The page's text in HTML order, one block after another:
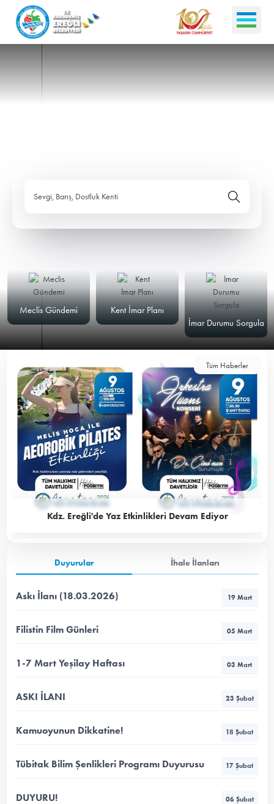
Sevgi, Barış, Dostluk Kenti
Meclis Gündemi
Kent İmar Planı
İmar Durumu Sorgula
Tüm Haberler
Kdz. Ereğli'de Yaz Etkinlikleri Devam Ediyor
Duyurular İhale İlanları
Askı İlanı (18.03.2026) 19 Mart
Filistin Film Günleri 05 Mart
1-7 Mart Yeşilay Haftası 03 Mart
ASKI İLANI 23 Şubat
Kamuoyunun Dikkatine! 18 Şubat
Tübitak Bilim Şenlikleri Programı Duyurusu 17 Şubat
DUYURU! 06 Şubat